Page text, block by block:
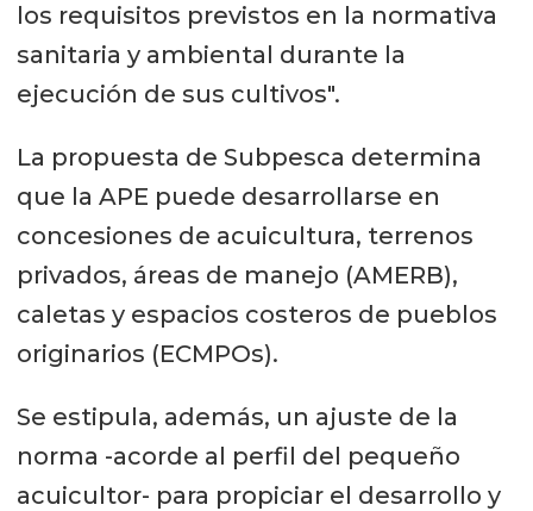
los requisitos previstos en la normativa
sanitaria y ambiental durante la
ejecución de sus cultivos".
La propuesta de Subpesca determina
que la APE puede desarrollarse en
concesiones de acuicultura, terrenos
privados, áreas de manejo (AMERB),
caletas y espacios costeros de pueblos
originarios (ECMPOs).
Se estipula, además, un ajuste de la
norma -acorde al perfil del pequeño
acuicultor- para propiciar el desarrollo y